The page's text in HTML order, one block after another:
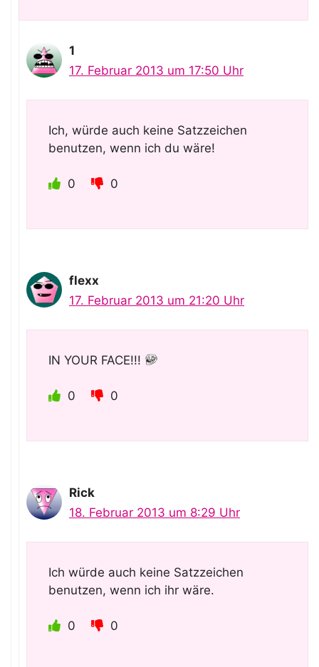
1
17. Februar 2013 um 17:50 Uhr
Ich, würde auch keine Satzzeichen
benutzen, wenn ich du wäre!
0 0
flexx
17. Februar 2013 um 21:20 Uhr
IN YOUR FACE!!!
0 0
Rick
18. Februar 2013 um 8:29 Uhr
Ich würde auch keine Satzzeichen
benutzen, wenn ich ihr wäre.
0 0